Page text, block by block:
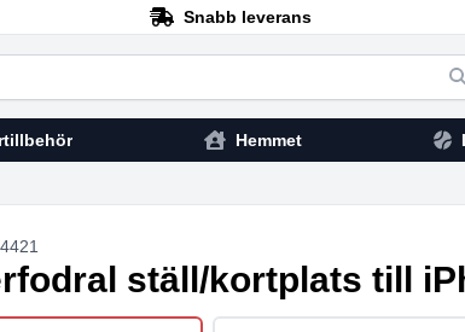
Snabb leverans
Hemmet
ställ/kortplats till